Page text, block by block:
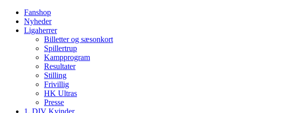
Fanshop
Nyheder
Ligaherrer
Billetter og sæsonkort
Spillertrup
Kampprogram
Resultater
Stilling
Frivillig
HK Ultras
Presse
1. DIV Kvinder